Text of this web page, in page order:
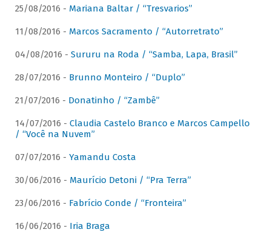
25/08/2016 - Mariana Baltar / “Tresvarios”
11/08/2016 - Marcos Sacramento / “Autorretrato”
04/08/2016 - Sururu na Roda / “Samba, Lapa, Brasil”
28/07/2016 - Brunno Monteiro / “Duplo”
21/07/2016 - Donatinho / “Zambê”
14/07/2016 - Claudia Castelo Branco e Marcos Campello
/ “Você na Nuvem”
07/07/2016 - Yamandu Costa
30/06/2016 - Maurício Detoni / “Pra Terra”
23/06/2016 - Fabrício Conde / “Fronteira”
16/06/2016 - Iria Braga